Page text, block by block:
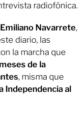
radiofónica.
Emiliano Navarrete,
diario, las
la marcha que
de la
, misma que
Independencia al